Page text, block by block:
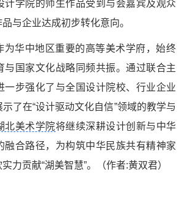
计学院的师生作品受到与会嘉宾及观众
与企业达成初步转化意向。
为华中地区重要的高等美术学府，始终
与国家文化战略同频共振。通过联合主
一步强化了与全国设计院校、行业企业
了在“设计驱动文化自信”领域的教学与
北美术学院将继续深耕设计创新与中华
融合路径，为构筑中华民族共有精神家
力贡献“湖美智慧”。（作者:黄双君）